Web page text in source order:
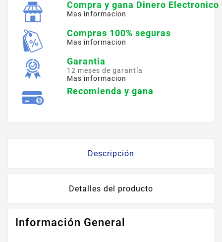
Compra y gana Dinero Electronico
Mas informacion
Compras 100% seguras
Mas informacion
Garantia
12 meses de garantía
Mas informacion
Recomienda y gana
Descripción
Detalles del producto
Información General